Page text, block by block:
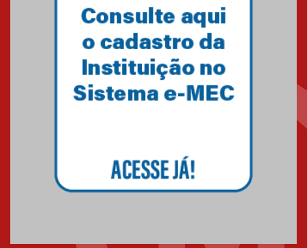
Como o Colégio Mackenzie
Brasília prepara seus
estudantes para o PAS antes
mesmo do Ensino Médio
04.08.2026